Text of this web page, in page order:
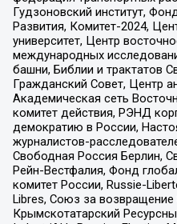
Гудзоновский институт,
Развития, Комитет-2024,
университет, Центр
международных
башни, Библии и трактатов
Гражданский Совет, Центр
Академическая сеть
комитет действия, РЭНД
демократию в России,
журналистов-
Свободная Россия Берлин,
Рейн-Вестфалия, Фонд
комитет России, Russie-
Libres, Союз за возвращение
Крымскотатарский